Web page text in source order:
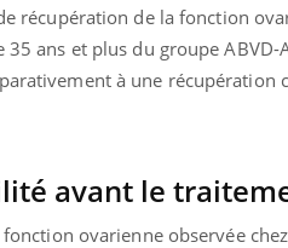
récupération de la fonction
ans et plus du groupe
à une récupération
avant le
ovarienne observée